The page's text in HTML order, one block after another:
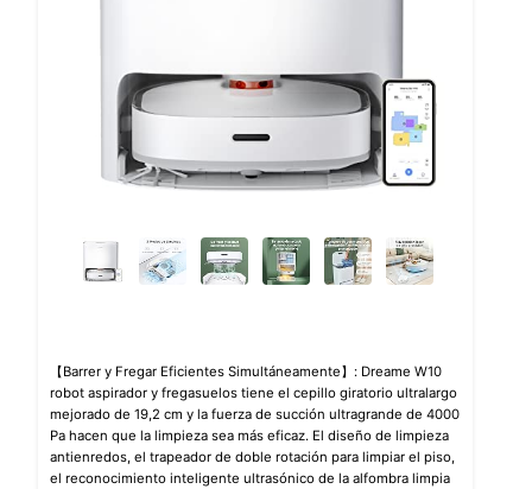
【Barrer y Fregar Eficientes Simultáneamente】: Dreame W10
robot aspirador y fregasuelos tiene el cepillo giratorio ultralargo
mejorado de 19,2 cm y la fuerza de succión ultragrande de 4000
Pa hacen que la limpieza sea más eficaz. El diseño de limpieza
antienredos, el trapeador de doble rotación para limpiar el piso,
el reconocimiento inteligente ultrasónico de la alfombra limpia